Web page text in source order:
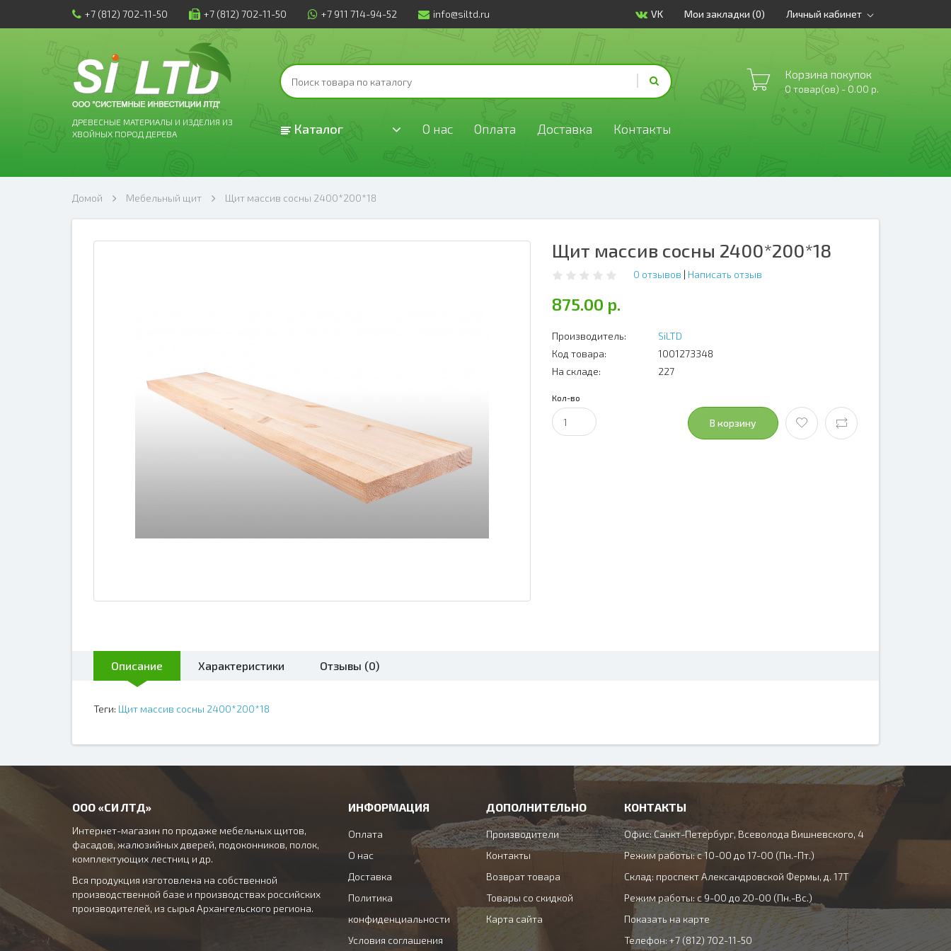
+7 (812) 702-11-50 +7 (812) 702-11-50 +7 911 714-94-52 info@siltd.ru VK Мои закладки (0) Личный кабинет
Корзина покупок
0 товар(ов) - 0.00 р.
ДРЕВЕСНЫЕ МАТЕРИАЛЫ И ИЗДЕЛИЯ ИЗ
ХВОЙНЫХ ПОРОД ДЕРЕВА
Каталог О нас Оплата Доставка Контакты
Домой Мебельный щит Щит массив сосны 2400*200*18
Щит массив сосны 2400*200*18
0 отзывов | Написать отзыв
875.00 р.
Производитель:
SiLTD
Код товара:
1001273348
На складе:
227
Кол-во
В корзину
Описание Характеристики Отзывы (0)
Теги: Щит массив сосны 2400*200*18
ООО «СИ ЛТД»
Интернет-магазин по продаже мебельных щитов,
фасадов, жалюзийных дверей, подоконников, полок,
комплектующих лестниц и др.
Вся продукция изготовлена на собственной
производственной базе и производствах российских
производителей, из сырья Архангельского региона.
ИНФОРМАЦИЯ
Оплата
О нас
Доставка
Политика
конфиденциальности
Условия соглашения
ДОПОЛНИТЕЛЬНО
Производители
Контакты
Возврат товара
Товары со скидкой
Карта сайта
КОНТАКТЫ
Офис: Санкт-Петербург, Всеволода Вишневского, 4
Режим работы: с 10-00 до 17-00 (Пн.-Пт.)
Склад: проспект Александровской Фермы, д. 17Т
Режим работы: с 9-00 до 20-00 (Пн.-Вс.)
Показать на карте
Телефон: +7 (812) 702-11-50